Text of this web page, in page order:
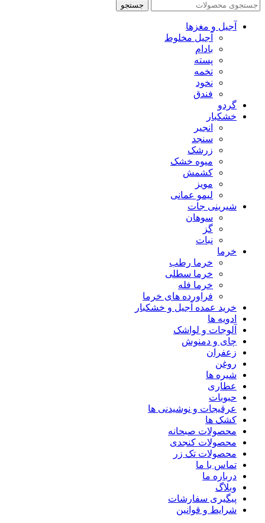
جستجو
آجیل و مغزها
آجیل مخلوط
بادام
پسته
تخمه
نخود
فندق
گردو
خشکبار
انجیر
سنجد
زرشک
میوه خشک
کشمش
مویز
لیمو عمانی
شیرینی جات
سوهان
گز
نبات
خرما
خرما رطب
خرما سطلی
خرما فله
فراورده های خرما
خرید عمده آجیل و خشکبار
ادویه ها
آلوجات و لواشک
چای و دمنوش
زعفران
روغن
شیره ها
عطاری
حبوبات
عرقیجات و نوشیدنی ها
کشک ها
محصولات صبحانه
محصولات کنجدی
محصولات تک زر
تماس با ما
درباره ما
وبلاگ
پیگیری سفارشات
شرایط و قوانین